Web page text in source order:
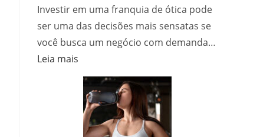
casa?
Investir em uma franquia de ótica pode
ser uma das decisões mais sensatas se
você busca um negócio com demanda…
Leia mais
de
Ótica:
Como
Investir,